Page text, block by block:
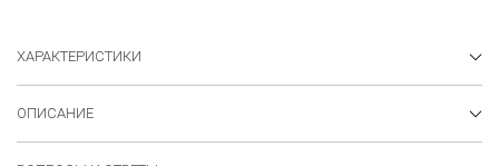
ХАРАКТЕРИСТИКИ
ОПИСАНИЕ